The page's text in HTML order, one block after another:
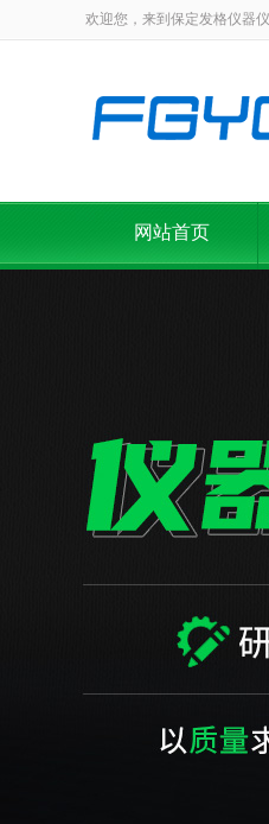
欢迎您，来到保定发格仪器
网站首页